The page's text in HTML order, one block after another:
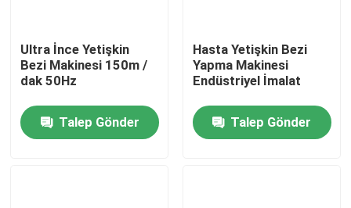
Ev
Ürün:% s
Ultra İnce Yetişkin
Bezi Makinesi 150m /
dak 50Hz
Talep Gönder
Hasta Yetişkin Bezi
Yapma Makinesi
Endüstriyel İmalat
Talep Gönder